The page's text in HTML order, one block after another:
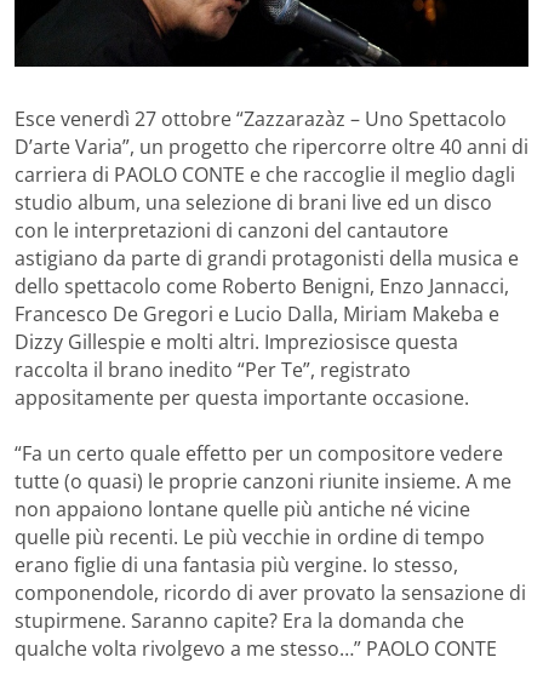
Esce venerdì 27 ottobre “Zazzarazàz – Uno Spettacolo
D’arte Varia”, un progetto che ripercorre oltre 40 anni di
carriera di PAOLO CONTE e che raccoglie il meglio dagli
studio album, una selezione di brani live ed un disco
con le interpretazioni di canzoni del cantautore
astigiano da parte di grandi protagonisti della musica e
dello spettacolo come Roberto Benigni, Enzo Jannacci,
Francesco De Gregori e Lucio Dalla, Miriam Makeba e
Dizzy Gillespie e molti altri. Impreziosisce questa
raccolta il brano inedito “Per Te”, registrato
appositamente per questa importante occasione.
“Fa un certo quale effetto per un compositore vedere
tutte (o quasi) le proprie canzoni riunite insieme. A me
non appaiono lontane quelle più antiche né vicine
quelle più recenti. Le più vecchie in ordine di tempo
erano figlie di una fantasia più vergine. Io stesso,
componendole, ricordo di aver provato la sensazione di
stupirmene. Saranno capite? Era la domanda che
qualche volta rivolgevo a me stesso…” PAOLO CONTE